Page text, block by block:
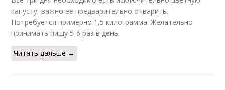
капусту, важно её предварительно отварить.
Потребуется примерно 1,5 килограмма. Желательно
принимать пищу 5-6 раз в день.
Читать дальше →